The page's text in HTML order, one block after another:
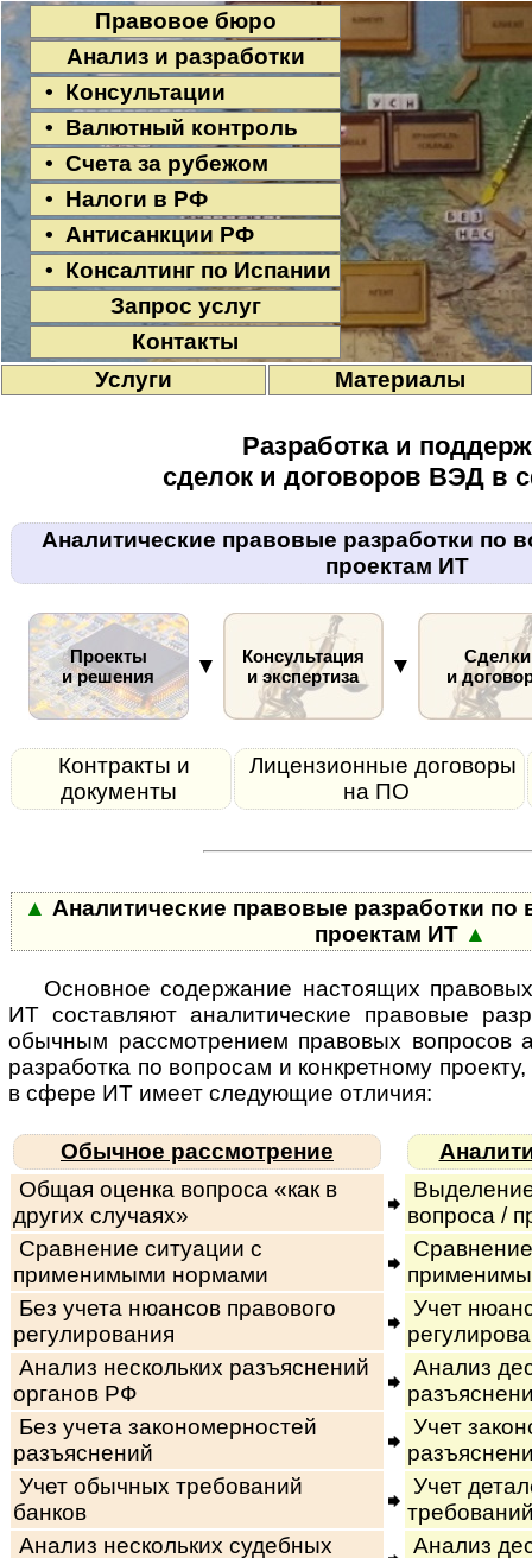
Правовое бюро
Анализ и разработки
• Консультации
• Валютный контроль
• Счета за рубежом
• Налоги в РФ
• Антисанкции РФ
• Консалтинг по Испании
Запрос услуг
Контакты
Услуги
Материалы
Разработка и
сделок и договоров ВЭД в
Аналитические правовые разработки по
проектам ИТ
Проекты
и решения
▼
Консультация
и экспертиза
▼
Сделки
и
Контракты и
документы
Лицензионные договоры
на ПО
▲ Аналитические правовые разработки по
проектам ИТ ▲
Основное содержание настоящих
ИТ со­став­ля­ют ана­ли­ти­чес­кие пра­во­вые
обычным рас­смот­ре­ни­ем правовых вопросов
раз­ра­бот­ка по вопросам и кон­к­рет­ному
в сфере ИТ имеет следующие отличия:
Обычное рассмотрение
Общая оценка вопроса «как в
других случаях»
вопроса /
Сравнение ситуации с
применимыми нормами
Без учета нюансов правового
регулирования
Учет
Анализ нескольких разъяснений
органов РФ
Анализ
Без учета закономерностей
разъяснений
Учет
Учет обычных требований
банков
Учет
Анализ нескольких судебных
Анализ